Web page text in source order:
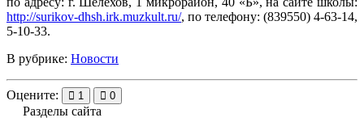
http://surikov-dhsh.irk.muzkult.ru/, по телефону: (839550) 4-63-14,
5-10-33.
В рубрике: Новости
Оцените: 1 0
Разделы сайта